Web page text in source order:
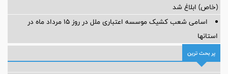
(خاص) ابلاغ شد
اسامی شعب کشیک موسسه اعتباری ملل در روز 15 مرداد ماه در
استانها
پر بحث ترین